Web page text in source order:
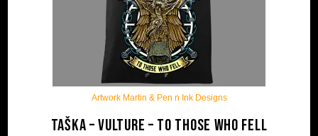
Artwork Martin & Pen n Ink Designs
Taška – Vulture – To Those Who Fell